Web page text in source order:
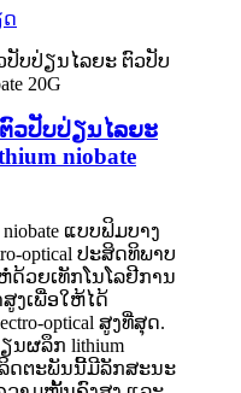
ດ
ວປັບປ່ຽນໄລຍະ
niobate
ແບບຟິມບາງ
optical ປະສິດທິພາບ
ວຍເທັກໂນໂລຢີການ
ງເພື່ອໃຫ້ໄດ້
optical ສູງທີ່ສຸດ.
ນຜລຶກ lithium
ລິດຕະພັນນີ້ມີລັກສະນະ